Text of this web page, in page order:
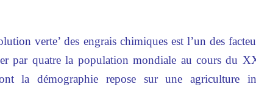
verte’ des engrais chimiques est l’un des
par quatre la population mondiale au cours du
la démographie repose sur une agriculture